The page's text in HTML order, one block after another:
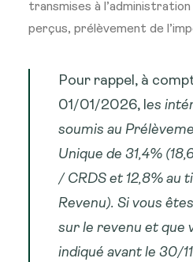
transmises à
perçus, prélèvement de
Pour rappel, à
01/01/2026, les
soumis au
Unique de 31,4%
/ CRDS et 12,8% au
Revenu). Si vous
sur le revenu et que
indiqué avant le 30/11